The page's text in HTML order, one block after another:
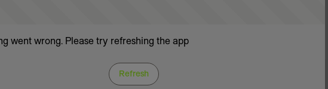
went wrong. Please try refreshing the app
Refresh